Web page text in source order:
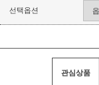
선택옵션
관심상품